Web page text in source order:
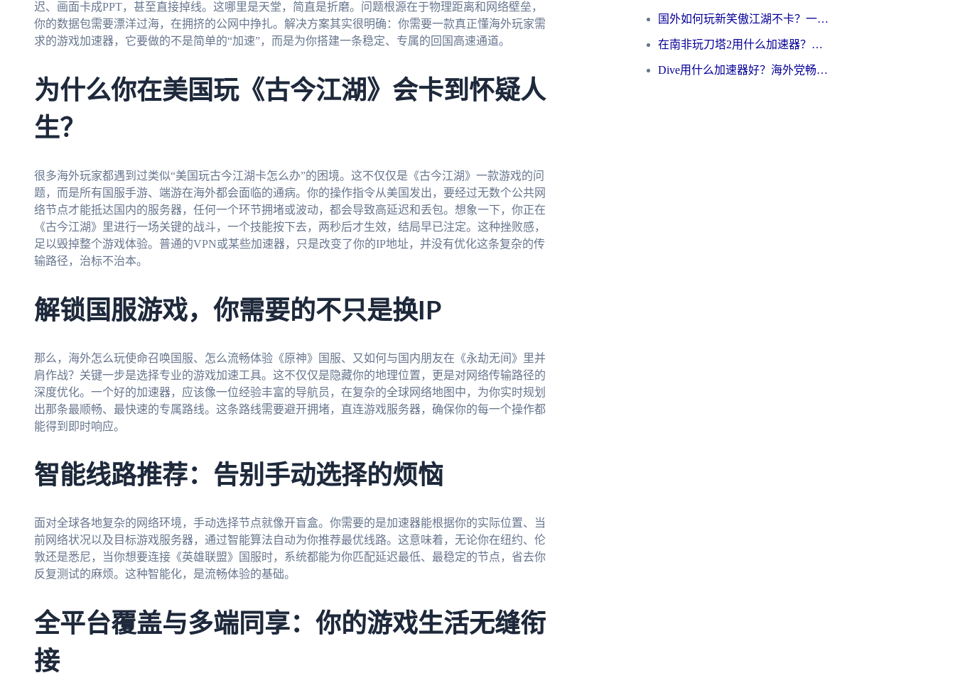
迟、画面卡成PPT，甚至直接掉线。这哪里是天堂，简直是折磨。问题根源在于物理距离和网络壁垒，
你的数据包需要漂洋过海，在拥挤的公网中挣扎。解决方案其实很明确：你需要一款真正懂海外玩家需
求的游戏加速器，它要做的不是简单的“加速”，而是为你搭建一条稳定、专属的回国高速通道。
为什么你在美国玩《古今江湖》会卡到怀疑人
生？
很多海外玩家都遇到过类似“美国玩古今江湖卡怎么办”的困境。这不仅仅是《古今江湖》一款游戏的问
题，而是所有国服手游、端游在海外都会面临的通病。你的操作指令从美国发出，要经过无数个公共网
络节点才能抵达国内的服务器，任何一个环节拥堵或波动，都会导致高延迟和丢包。想象一下，你正在
《古今江湖》里进行一场关键的战斗，一个技能按下去，两秒后才生效，结局早已注定。这种挫败感，
足以毁掉整个游戏体验。普通的VPN或某些加速器，只是改变了你的IP地址，并没有优化这条复杂的传
输路径，治标不治本。
解锁国服游戏，你需要的不只是换IP
那么，海外怎么玩使命召唤国服、怎么流畅体验《原神》国服、又如何与国内朋友在《永劫无间》里并
肩作战？关键一步是选择专业的游戏加速工具。这不仅仅是隐藏你的地理位置，更是对网络传输路径的
深度优化。一个好的加速器，应该像一位经验丰富的导航员，在复杂的全球网络地图中，为你实时规划
出那条最顺畅、最快速的专属路线。这条路线需要避开拥堵，直连游戏服务器，确保你的每一个操作都
能得到即时响应。
智能线路推荐：告别手动选择的烦恼
面对全球各地复杂的网络环境，手动选择节点就像开盲盒。你需要的是加速器能根据你的实际位置、当
前网络状况以及目标游戏服务器，通过智能算法自动为你推荐最优线路。这意味着，无论你在纽约、伦
敦还是悉尼，当你想要连接《英雄联盟》国服时，系统都能为你匹配延迟最低、最稳定的节点，省去你
反复测试的麻烦。这种智能化，是流畅体验的基础。
全平台覆盖与多端同享：你的游戏生活无缝衔
接
国外如何玩新笑傲江湖不卡？一份给海外游子的终极网络指南
在南非玩刀塔2用什么加速器？一份给海外游子的终极生存指南
Dive用什么加速器好？海外党畅玩国服游戏的终极避坑指南